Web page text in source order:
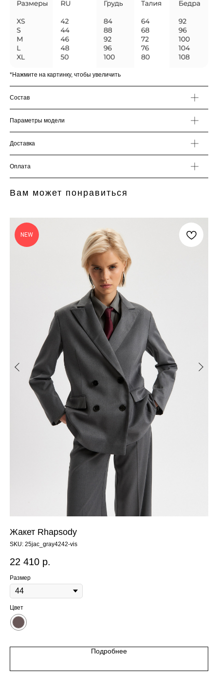
*Нажмите на картинку, чтобы увеличить
Состав
Параметры модели
Доставка
Оплата
Вам может понравиться
NEW
Жакет Rhapsody
SKU: 25jac_gray4242-vis
22 410 р.
Размер
Цвет
Подробнее